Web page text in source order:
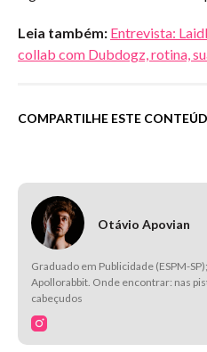
Leia também: Entrevista:
collab com Dubdogz, rotina,
COMPARTILHE ESTE
Otávio Apovian
Graduado em Publicidade (ESPM-
Apollorabbit. Onde encontrar: nas
cabeçudos